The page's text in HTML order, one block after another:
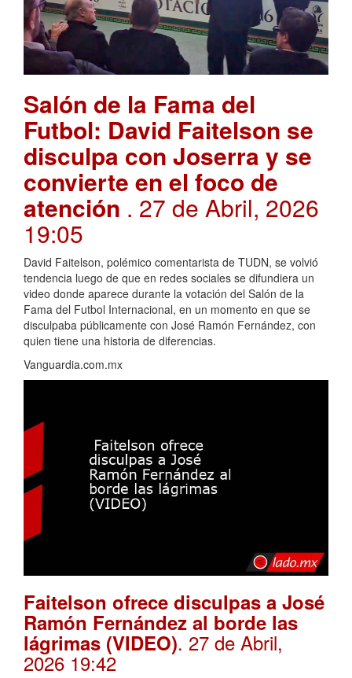
Salón de la Fama del
Futbol: David Faitelson se
disculpa con Joserra y se
convierte en el foco de
atención . 27 de Abril, 2026
19:05
David Faitelson, polémico comentarista de TUDN, se volvió
tendencia luego de que en redes sociales se difundiera un
video donde aparece durante la votación del Salón de la
Fama del Futbol Internacional, en un momento en que se
disculpaba públicamente con José Ramón Fernández, con
quien tiene una historia de diferencias.
Vanguardia.com.mx
Faitelson ofrece disculpas a José
Ramón Fernández al borde las
lágrimas (VIDEO). 27 de Abril,
2026 19:42